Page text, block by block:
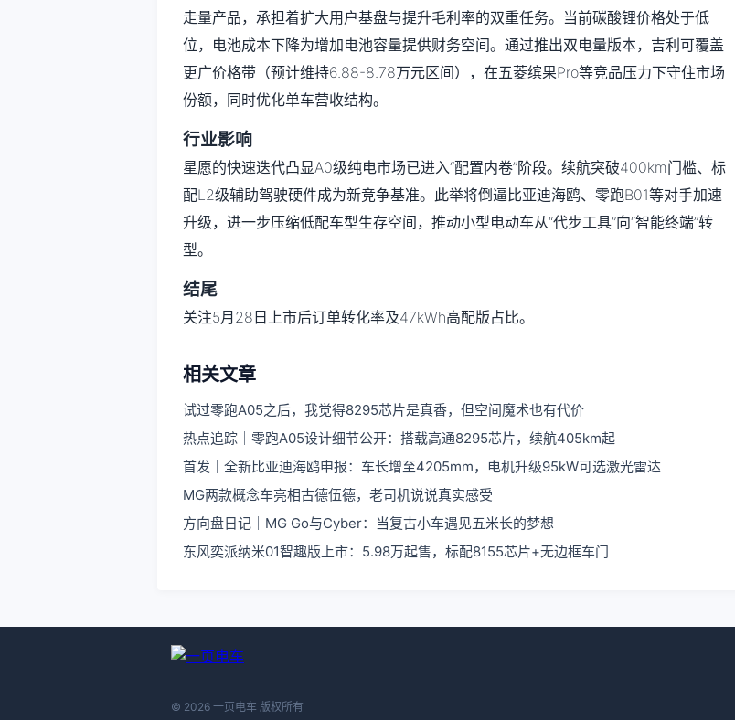
走量产品，承担着扩大用户基盘与提升毛利率的双重任务。当前碳酸锂价格处于低
位，电池成本下降为增加电池容量提供财务空间。通过推出双电量版本，吉利可覆盖
更广价格带（预计维持6.88-8.78万元区间），在五菱缤果Pro等竞品压力下守住市场
份额，同时优化单车营收结构。
行业影响
星愿的快速迭代凸显A0级纯电市场已进入“配置内卷”阶段。续航突破400km门槛、标
配L2级辅助驾驶硬件成为新竞争基准。此举将倒逼比亚迪海鸥、零跑B01等对手加速
升级，进一步压缩低配车型生存空间，推动小型电动车从“代步工具”向“智能终端”转
型。
结尾
关注5月28日上市后订单转化率及47kWh高配版占比。
相关文章
试过零跑A05之后，我觉得8295芯片是真香，但空间魔术也有代价
热点追踪｜零跑A05设计细节公开：搭载高通8295芯片，续航405km起
首发｜全新比亚迪海鸥申报：车长增至4205mm，电机升级95kW可选激光雷达
MG两款概念车亮相古德伍德，老司机说说真实感受
方向盘日记｜MG Go与Cyber：当复古小车遇见五米长的梦想
东风奕派纳米01智趣版上市：5.98万起售，标配8155芯片+无边框车门
© 2026 一页电车 版权所有